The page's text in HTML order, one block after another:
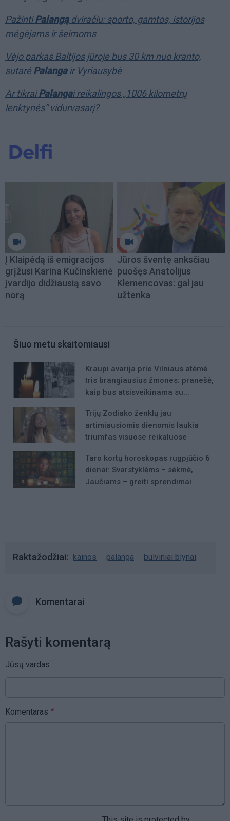
PažintiPalangądviračiu: sporto, gamtos, istorijos
mėgėjams ir šeimoms
Vėjo parkas Baltijos jūroje bus 30 km nuo kranto,
sutarė Palangair Vyriausybė
Ar tikraiPalangai reikalingos „1006 kilometrų
lenktynės“ vidurvasarį?
Į Klaipėdą iš emigracijos
grįžusi Karina Kučinskienė
įvardijo didžiausią savo
norą
Jūros šventę anksčiau
puošęs Anatolijus
Klemencovas: gal jau
užtenka
Šiuo metu skaitomiausi
Kraupi avarija prie Vilniaus atėmė
tris brangiausius žmones: pranešė,
kaip bus atsisveikinama su
Trijų Zodiako ženklų jau
artimiausiomis dienomis laukia
triumfas visuose reikaluose
Taro kortų horoskopas rugpjūčio 6
dienai: Svarstyklėms – sėkmė,
Jaučiams – greiti sprendimai
Raktažodžiai kainos palanga bulviniai blynai
Komentarai
Rašyti komentarą
Jūsų vardas
Komentaras